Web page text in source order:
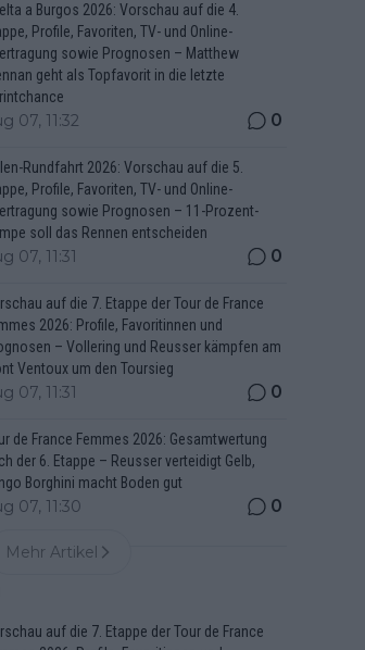
a Burgos 2026: Vorschau auf die 4.
Profile, Favoriten, TV- und Online-
sowie Prognosen – Matthew
geht als Topfavorit in die letzte
07, 11:32 0
Rundfahrt 2026: Vorschau auf die 5.
Profile, Favoriten, TV- und Online-
sowie Prognosen – 11-Prozent-
soll das Rennen entscheiden
07, 11:31 0
auf die 7. Etappe der Tour de France
2026: Profile, Favoritinnen und
– Vollering und Reusser kämpfen am
Ventoux um den Toursieg
07, 11:31 0
de France Femmes 2026: Gesamtwertung
der 6. Etappe – Reusser verteidigt Gelb,
Borghini macht Boden gut
07, 11:30 0
Mehr Artikel
auf die 7. Etappe der Tour de France